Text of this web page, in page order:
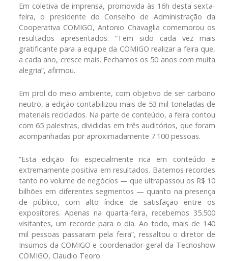
Em coletiva de imprensa, promovida às 16h desta sexta-
feira, o presidente do Conselho de Administração da
Cooperativa COMIGO, Antonio Chavaglia comemorou os
resultados apresentados. “Tem sido cada vez mais
gratificante para a equipe da COMIGO realizar a feira que,
a cada ano, cresce mais. Fechamos os 50 anos com muita
alegria”, afirmou.
Em prol do meio ambiente, com objetivo de ser carbono
neutro, a edição contabilizou mais de 53 mil toneladas de
materiais reciclados. Na parte de conteúdo, a feira contou
com 65 palestras, divididas em três auditórios, que foram
acompanhadas por aproximadamente 7.100 pessoas.
“Esta edição foi especialmente rica em conteúdo e
extremamente positiva em resultados. Batemos recordes
tanto no volume de negócios — que ultrapassou os R$ 10
bilhões em diferentes segmentos — quanto na presença
de público, com alto índice de satisfação entre os
expositores. Apenas na quarta-feira, recebemos 35.500
visitantes, um recorde para o dia. Ao todo, mais de 140
mil pessoas passaram pela feira”, ressaltou o diretor de
Insumos da COMIGO e coordenador-geral da Tecnoshow
COMIGO, Claudio Teoro.